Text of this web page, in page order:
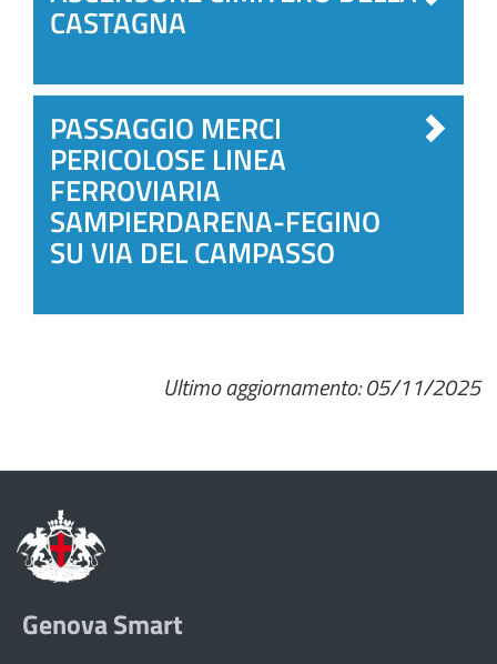
CASTAGNA
PASSAGGIO MERCI
PERICOLOSE LINEA
FERROVIARIA
SAMPIERDARENA-FEGINO
SU VIA DEL CAMPASSO
Ultimo aggiornamento: 05/11/2025
Genova Smart